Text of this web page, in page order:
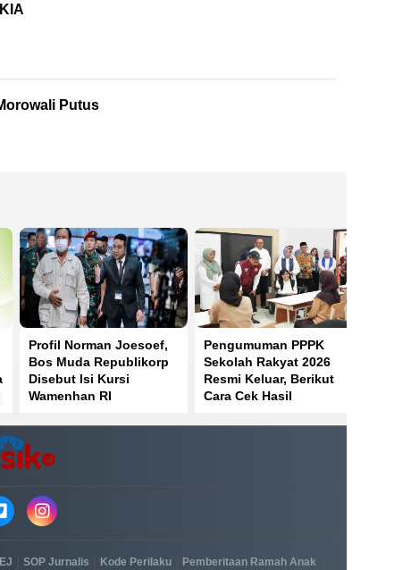
Putus
Profil Norman Joesoef,
Bos Muda Republikorp
Disebut Isi Kursi
Wamenhan RI
Pengumuman PPPK
Sekolah Rakyat 2026
Resmi Keluar, Berikut
Cara Cek Hasil
SOP Jurnalis Kode Perilaku Pemberitaan Ramah Anak